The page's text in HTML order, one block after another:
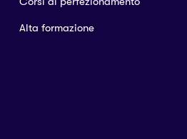
Alta formazione